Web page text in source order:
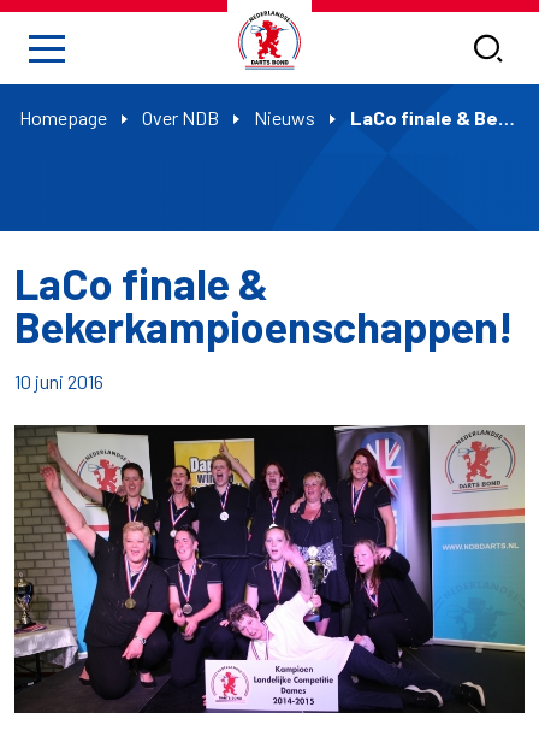
Homepage Over NDB Nieuws LaCo finale & Bekerkampioenschappen!
LaCo finale &
Bekerkampioenschappen!
10 juni 2016